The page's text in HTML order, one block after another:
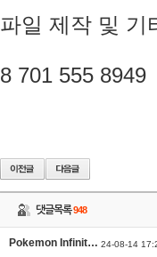
파일 제작 및 기
8 701 555 8949
댓글목록948
Pokemon Infinit… 24-08-14